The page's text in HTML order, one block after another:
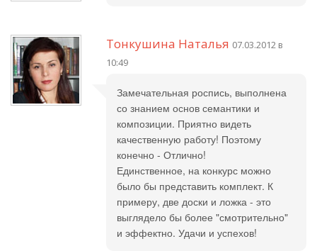
Тонкушина Наталья 07.03.2012 в
10:49
Замечательная роспись, выполнена
со знанием основ семантики и
композиции. Приятно видеть
качественную работу! Поэтому
конечно - Отлично!
Единственное, на конкурс можно
было бы представить комплект. К
примеру, две доски и ложка - это
выглядело бы более "смотрительно"
и эффектно. Удачи и успехов!